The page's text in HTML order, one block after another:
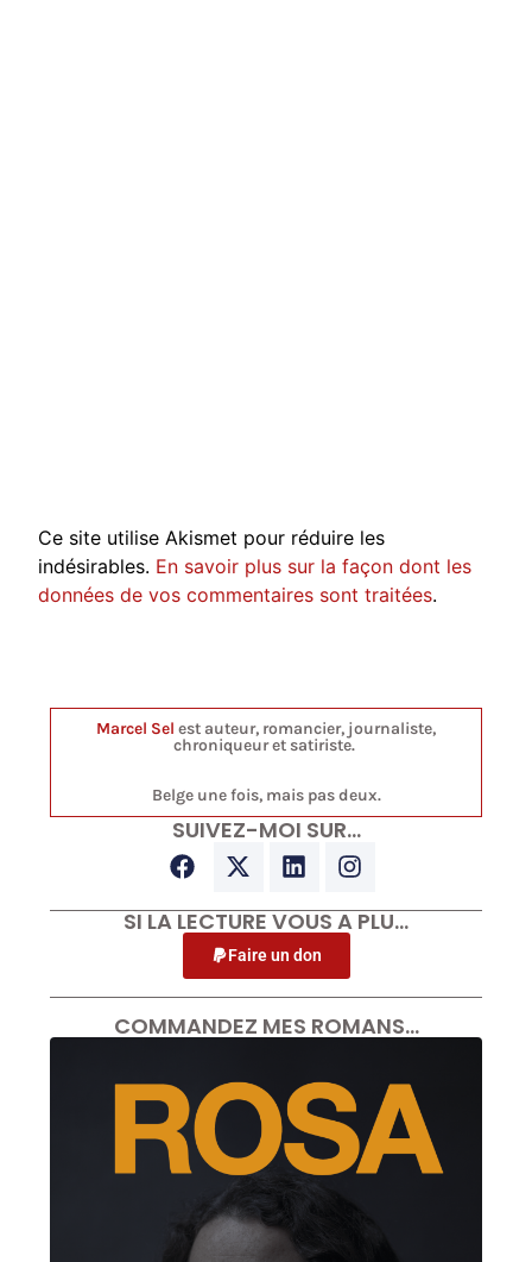
Ce site utilise Akismet pour réduire les
indésirables. En savoir plus sur la façon dont les
données de vos commentaires sont traitées.
Marcel Sel est auteur, romancier, journaliste,
chroniqueur et satiriste.
Belge une fois, mais pas deux.
SUIVEZ-MOI SUR…
SI LA LECTURE VOUS A PLU…
Faire un don
COMMANDEZ MES ROMANS…